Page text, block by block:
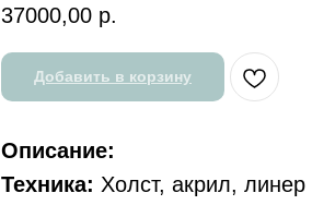
37000,00 р.
Добавить в корзину
Описание:
Техника: Холст, акрил, линер